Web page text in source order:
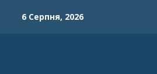
6 Серпня, 2026